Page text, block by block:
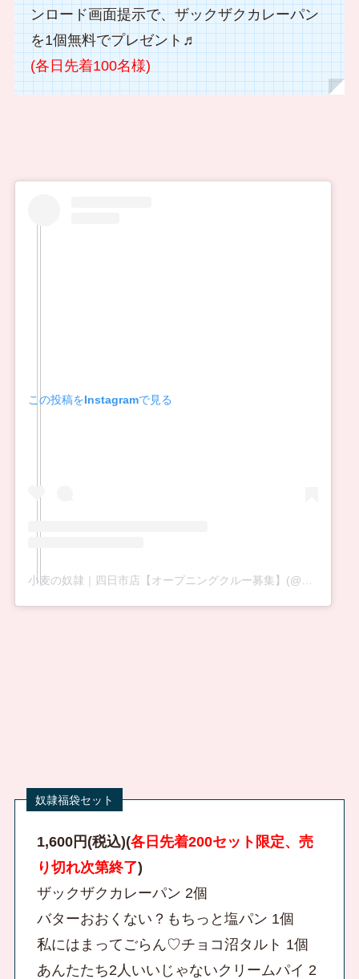
ンロード画面提示で、ザックザクカレーパン
を1個無料でプレゼント♬
(各日先着100名様)
この投稿をInstagramで見る
小麦の奴隷｜四日市店【オープニングクルー募集】(@dorei_yokkaichi)がシェアした投稿
1,600円(税込)(各日先着200セット限定、売
り切れ次第終了)
ザックザクカレーパン 2個
バターおおくない？もちっと塩パン 1個
私にはまってごらん♡チョコ沼タルト 1個
あんたたち2人いいじゃないクリームパイ 2